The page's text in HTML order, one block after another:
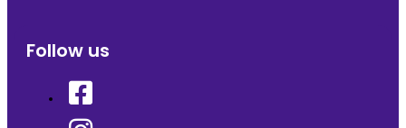
Follow us